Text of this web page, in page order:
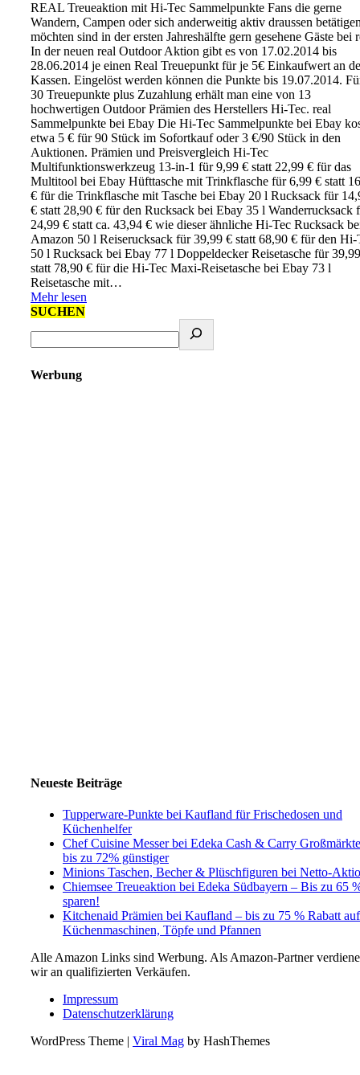
REAL Treueaktion mit Hi-Tec Sammelpunkte Fans die gerne
Wandern, Campen oder sich anderweitig aktiv draussen
möchten sind in der ersten Jahreshälfte gern gesehene Gäste bei
In der neuen real Outdoor Aktion gibt es von 17.02.2014 bis
28.06.2014 je einen Real Treuepunkt für je 5€ Einkaufwert an
Kassen. Eingelöst werden können die Punkte bis 19.07.2014.
30 Treuepunkte plus Zuzahlung erhält man eine von 13
hochwertigen Outdoor Prämien des Herstellers Hi-Tec. real
Sammelpunkte bei Ebay Die Hi-Tec Sammelpunkte bei Ebay
etwa 5 € für 90 Stück im Sofortkauf oder 3 €/90 Stück in den
Auktionen. Prämien und Preisvergleich Hi-Tec
Multifunktionswerkzeug 13-in-1 für 9,99 € statt 22,99 € für das
Multitool bei Ebay Hüfttasche mit Trinkflasche für 6,99 € statt
€ für die Trinkflasche mit Tasche bei Ebay 20 l Rucksack für
€ statt 28,90 € für den Rucksack bei Ebay 35 l Wanderrucksack
24,99 € statt ca. 43,94 € wie dieser ähnliche Hi-Tec Rucksack
Amazon 50 l Reiserucksack für 39,99 € statt 68,90 € für den Hi-
50 l Rucksack bei Ebay 77 l Doppeldecker Reisetasche für
statt 78,90 € für die Hi-Tec Maxi-Reisetasche bei Ebay 73 l
Reisetasche mit…
Mehr lesen
SUCHEN
Werbung
Neueste Beiträge
Tupperware-Punkte bei Kaufland für Frischedosen und
Küchenhelfer
Chef Cuisine Messer bei Edeka Cash & Carry
bis zu 72% günstiger
Minions Taschen, Becher & Plüschfiguren bei Netto-
Chiemsee Treueaktion bei Edeka Südbayern – Bis zu 65
sparen!
Kitchenaid Prämien bei Kaufland – bis zu 75 % Rabatt auf
Küchenmaschinen, Töpfe und Pfannen
Alle Amazon Links sind Werbung. Als Amazon-Partner
wir an qualifizierten Verkäufen.
Impressum
Datenschutzerklärung
WordPress Theme | Viral Mag by HashThemes